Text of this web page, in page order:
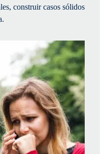
construir casos sólidos